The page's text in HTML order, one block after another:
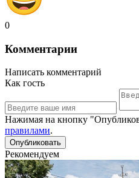
0
Комментарии
Написать комментарий
Как гость
Нажимая на кнопку
правилами.
Рекомендуем